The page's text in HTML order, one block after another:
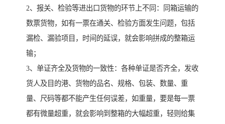
2、报关、检验等进出口货物的环节上不同：同箱运输的
数票货物，如有一票在通关、检验方面发生问题，包括
漏检、漏验项目，时间的延误，就会影响拼成的整箱运
输；
3、单证齐全及货物的一致性：各种单证是否齐全，发收
货人及目的港、货物的品名、规格、包装、数量、重
量、尺码等都不能产生任何误差，如重量，要是每一票
都有微量超重，就会影响到整箱的大幅超重，轻则给集